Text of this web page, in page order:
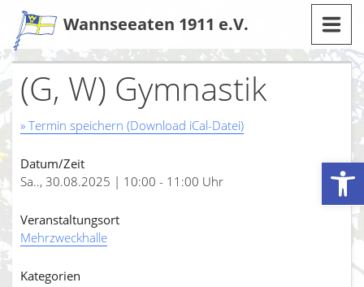
Werkzeugleiste öffnen
Zum
Inhalt
Wannseeaten 1911 e.V.
(G, W) Gymnastik
» Termin speichern (Download iCal-Datei)
Datum/Zeit
Sa.., 30.08.2025 | 10:00 - 11:00 Uhr
Veranstaltungsort
Mehrzweckhalle
Kategorien